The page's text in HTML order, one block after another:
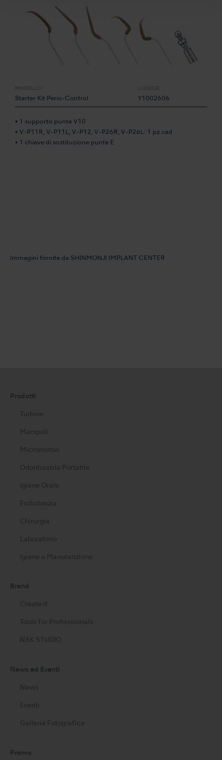
MODELLO:
Starter Kit Perio-Control
CODICE:
Y1002606
• 1 supporto punte V10
• V-P11R, V-P11L, V-P12, V-P26R, V-P26L: 1 pz cad
• 1 chiave di sostituzione punte E
Immagini fornite da SHINMONJI IMPLANT CENTER
Prodotti
Turbine
Manipoli
Micromotori
Odontoiatria Portatile
Igiene Orale
Endodonzia
Chirurgia
Laboratorio
Igiene e Manutenzione
Brand
Create it
Tools for Professionals
NSK STUDIO
News ed Eventi
News
Eventi
Galleria Fotografica
Promo